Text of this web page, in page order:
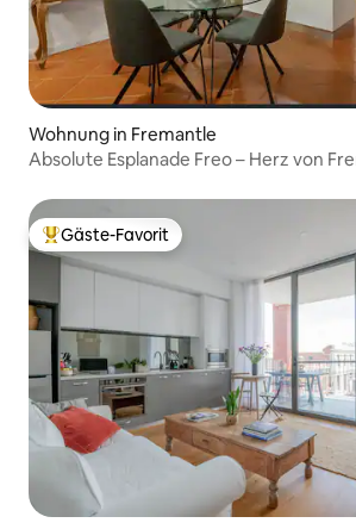
Wohnung in Fremantle
Absolute Esplanade Freo – Herz von
Beliebter Gäste-Favorit.
Gäste-Favorit